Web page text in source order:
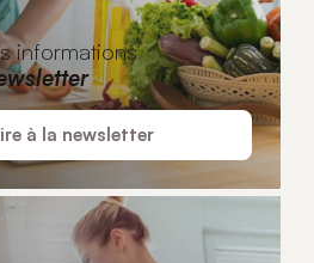
informations
à la newsletter